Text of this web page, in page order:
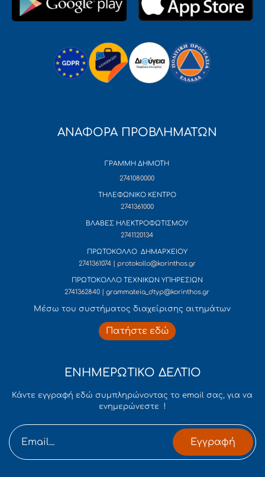
ΑΝΑΦΟΡΑ ΠΡΟΒΛΗΜΑΤΩΝ
ΓΡΑΜΜΗ ΔΗΜΟΤΗ
2741080000
ΤΗΛΕΦΩΝΙΚΟ ΚΕΝΤΡΟ
2741361000
ΒΛΑΒΕΣ ΗΛΕΚΤΡΟΦΩΤΙΣΜΟΥ
2741120134
ΠΡΩΤΟΚΟΛΛΟ ΔΗΜΑΡΧΕΙΟΥ
2741361074 | protokollo@korinthos.gr
ΠΡΩΤΟΚΟΛΛΟ ΤΕΧΝΙΚΩΝ ΥΠΗΡΕΣΙΩΝ
2741362840 | grammateia_dtyp@korinthos.gr
Mέσω του συστήματος διαχείρισης αιτημάτων
Πατήστε εδώ
ΕΝΗΜΕΡΩΤΙΚΟ ΔΕΛΤΙΟ
Κάντε εγγραφή εδώ συμπληρώνοντας το email σας, για να
ενημερώνεστε !
Εγγραφή